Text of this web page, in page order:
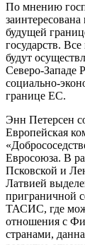
По мнению
будущей
государств.
будут
Северо-Западе
социально-
границе ЕС.
Энн Петерсен
Европейская
Евросоюза. В
Псковской и
Латвией
приграничной
ТАСИС, где
отношения с
странами,